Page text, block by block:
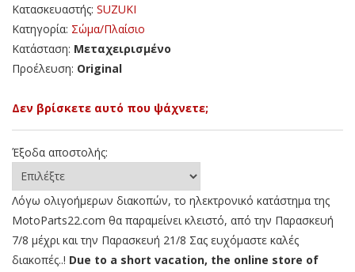
Κατασκευαστής: SUZUKI
Κατηγορία: Σώμα/Πλαίσιο
Κατάσταση: Μεταχειρισμένο
Προέλευση: Original
Δεν βρίσκετε αυτό που ψάχνετε;
Έξοδα αποστολής:
Λόγω ολιγοήμερων διακοπών, το ηλεκτρονικό κατάστημα της
MotoParts22.com θα παραμείνει κλειστό, από την Παρασκευή
7/8 μέχρι και την Παρασκευή 21/8 Σας ευχόμαστε καλές
διακοπές..! Due to a short vacation, the online store of